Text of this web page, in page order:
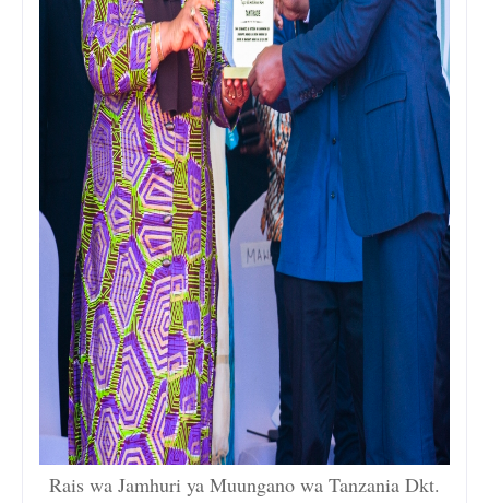
Rais wa Jamhuri ya Muungano wa Tanzania Dkt.